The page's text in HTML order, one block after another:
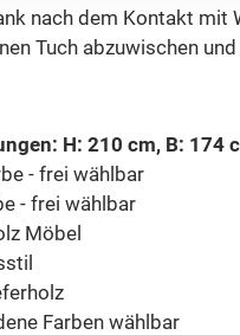
nach dem Kontakt mit
Tuch abzuwischen
H: 210 cm, B: 174
- frei wählbar
- frei wählbar
Möbel
Farben wählbar